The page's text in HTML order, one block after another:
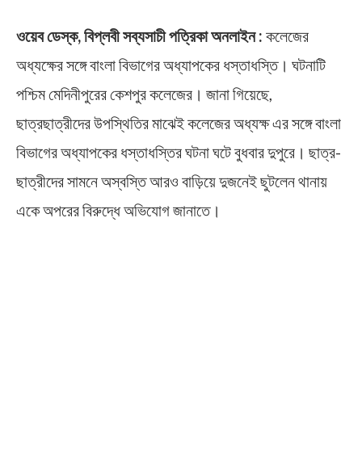
ওয়েব ডেস্ক, বিপ্লবী সব্যসাচী পত্রিকা অনলাইন : কলেজের
অধ্যক্ষের সঙ্গে বাংলা বিভাগের অধ্যাপকের ধস্তাধস্তি। ঘটনাটি
পশ্চিম মেদিনীপুরের কেশপুর কলেজের। জানা গিয়েছে,
ছাত্রছাত্রীদের উপস্থিতির মাঝেই কলেজের অধ্যক্ষ এর সঙ্গে বাংলা
বিভাগের অধ্যাপকের ধস্তাধস্তির ঘটনা ঘটে বুধবার দুপুরে। ছাত্র-
ছাত্রীদের সামনে অস্বস্তি আরও বাড়িয়ে দুজনেই ছুটলেন থানায়
একে অপরের বিরুদ্ধে অভিযোগ জানাতে।